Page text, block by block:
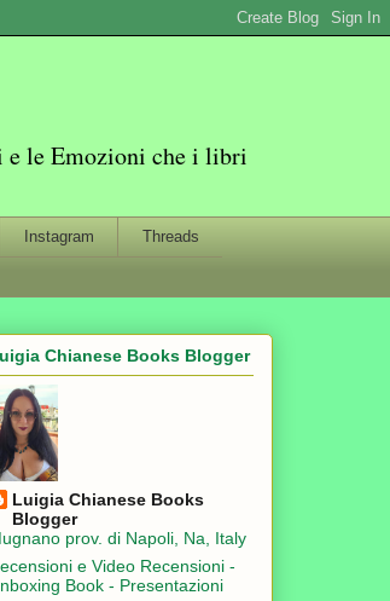
e le Emozioni che i libri
Instagram Threads
Chianese Books Blogger
Luigia Chianese Books
Blogger
prov. di Napoli, Na, Italy
e Video Recensioni -
Book - Presentazioni